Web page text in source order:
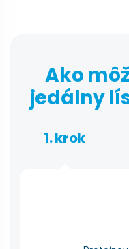
Ako
jedálny
1. krok